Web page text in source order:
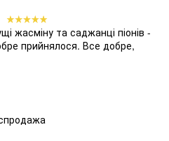
жасміну та саджанці піонів -
прийнялося. Все добре,